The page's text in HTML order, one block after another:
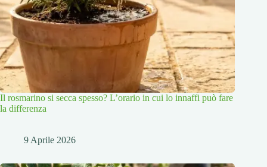
Il rosmarino si secca spesso? L’orario in cui lo innaffi può fare
la differenza
9 Aprile 2026